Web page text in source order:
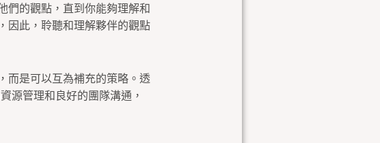
們的觀點，直到你能夠理解和
因此，聆聽和理解夥伴的觀點
而是可以互為補充的策略。透
源管理和良好的團隊溝通，